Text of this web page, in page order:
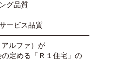
グ品質
ービス品質
ルファ）が
定める「Ｒ１住宅」の